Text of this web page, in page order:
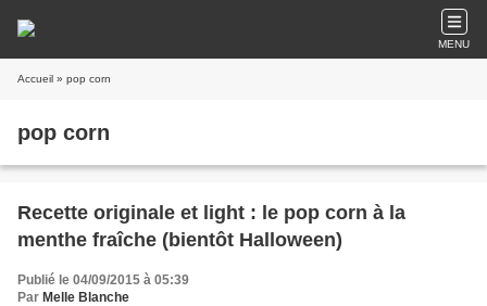
MENU
Accueil » pop corn
pop corn
Recette originale et light : le pop corn à la
menthe fraîche (bientôt Halloween)
Publié le 04/09/2015 à 05:39
Par Melle Blanche